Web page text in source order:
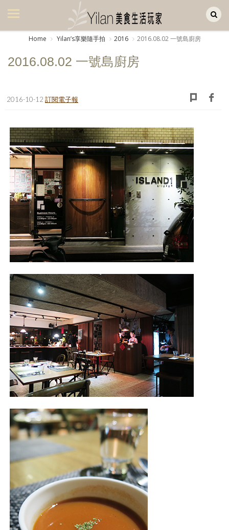
美食集
生活風
書房集
日記簿
餐桌週記
享樂隨手拍
照相簿
影音區
創意出版服務
歷史區
關於Yilan
個人著作
活動實況記錄
媒體報導一覽
合作與代言
訂閱電子報
Home Yilanʼs享樂隨手拍 2016 2016.08.02 一號島廚房
2016.08.02 一號島廚房
2016-10-12 訂閱電子報